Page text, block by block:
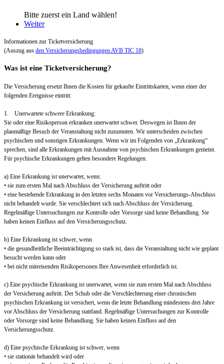
Bitte zuerst ein Land wählen!
Weiter
Informationen zur Ticketversicherung
(Auszug aus den Versicherungsbedingungen AVB TIC 18)
Was ist eine Ticketversicherung?
Die Versicherung ersetzt Ihnen die Kosten für gekaufte Eintrittskarten, wenn einer der
folgenden Ereignisse eintritt:
1. Unerwartete schwere Erkrankung:
Sie oder eine Risikoperson erkranken unerwartet schwer. Deswegen ist Ihnen der
planmäßige Besuch der Veranstaltung nicht zuzumuten. Wir unterscheiden zwischen
psychischen und sonstigen Erkrankungen. Wenn wir im Folgenden von „Erkrankung“
sprechen, sind alle Erkrankungen mit Ausnahme von psychischen Erkrankungen gemeint.
Für psychische Erkrankungen gelten besondere Regelungen.
a) Eine Erkrankung ist unerwartet, wenn:
• sie zum ersten Mal nach Abschluss der Versicherung auftritt oder
• eine bestehende Erkrankung in den letzten sechs Monaten vor Versicherungs-Abschluss
nicht behandelt wurde. Sie verschlechtert sich nach Abschluss der Versicherung.
Regelmäßige Untersuchungen zur Kontrolle oder Vorsorge sind keine Behandlung. Sie
haben keinen Einfluss auf den Versicherungsschutz.
b) Eine Erkrankung ist schwer, wenn
• die gesundheitliche Beeinträchtigung so stark ist, dass die Veranstaltung nicht wie geplant
besucht werden kann oder
• bei nicht mitreisenden Risikopersonen Ihre Anwesenheit erforderlich ist.
c) Eine psychische Erkrankung ist unerwartet, wenn sie zum ersten Mal nach Abschluss
der Versicherung auftritt. Der Schub oder die Verschlechterung einer chronischen
psychischen Erkrankung ist versichert, wenn die letzte Behandlung mindestens drei Jahre
vor Abschluss der Versicherung stattfand. Regelmäßige Untersuchungen zur Kontrolle
oder Vorsorge sind keine Behandlung. Sie haben keinen Einfluss auf den
Versicherungsschutz.
d) Eine psychische Erkrankung ist schwer, wenn
• sie stationär behandelt wird oder